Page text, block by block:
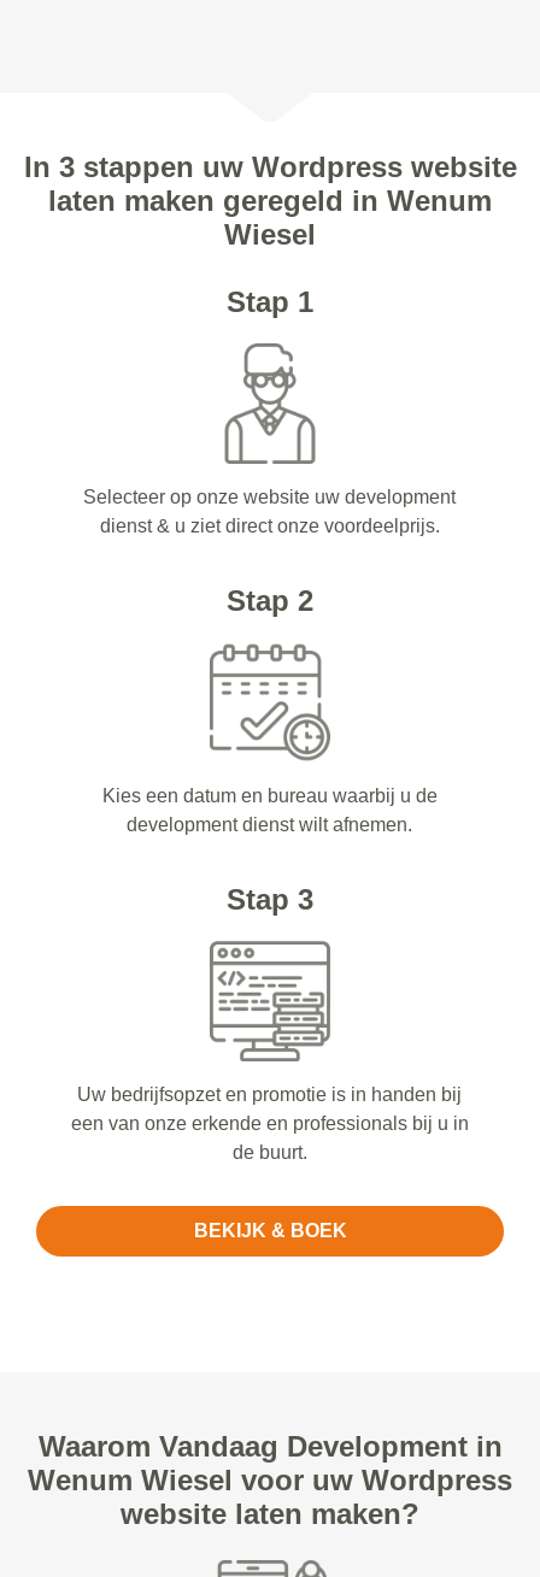
In 3 stappen uw Wordpress website
laten maken geregeld in Wenum
Wiesel
Stap 1
Selecteer op onze website uw development
dienst & u ziet direct onze voordeelprijs.
Stap 2
Kies een datum en bureau waarbij u de
development dienst wilt afnemen.
Stap 3
Uw bedrijfsopzet en promotie is in handen bij
een van onze erkende en professionals bij u in
de buurt.
BEKIJK & BOEK
Waarom Vandaag Development in
Wenum Wiesel voor uw Wordpress
website laten maken?